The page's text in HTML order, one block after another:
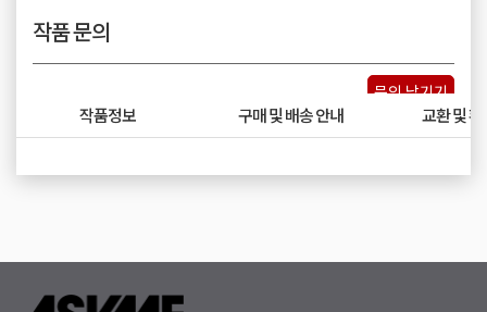
작품정보 구매 및 배송 안내 교환 및
작품 문의
문의 남기기